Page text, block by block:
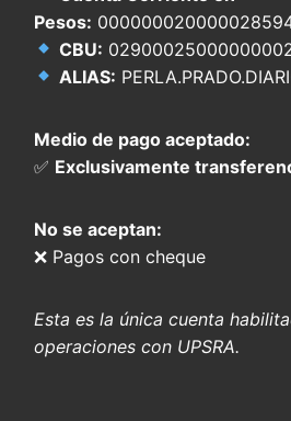
Pesos:
CBU:
ALIAS:
Medio de pago aceptado:
✅ Exclusivamente
No se aceptan:
❌ Pagos con cheque
Esta es la única cuenta
operaciones con UPSRA.